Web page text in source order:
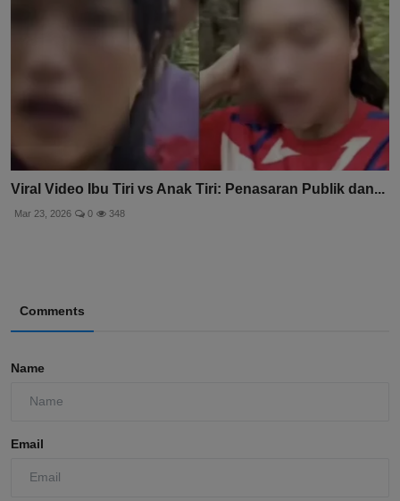
Viral Video Ibu Tiri vs Anak Tiri: Penasaran Publik dan...
Mar 23, 2026 0 348
Comments
Name
Email